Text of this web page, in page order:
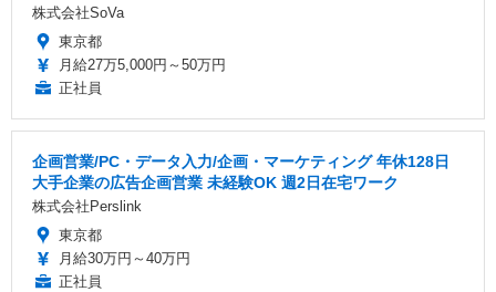
株式会社SoVa
東京都
月給27万5,000円～50万円
正社員
企画営業/PC・データ入力/企画・マーケティング 年休128日
大手企業の広告企画営業 未経験OK 週2日在宅ワーク
株式会社Perslink
東京都
月給30万円～40万円
正社員